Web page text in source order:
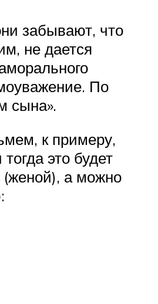
забывают, что
не дается
По
сына».
к примеру,
это будет
(женой), а можно